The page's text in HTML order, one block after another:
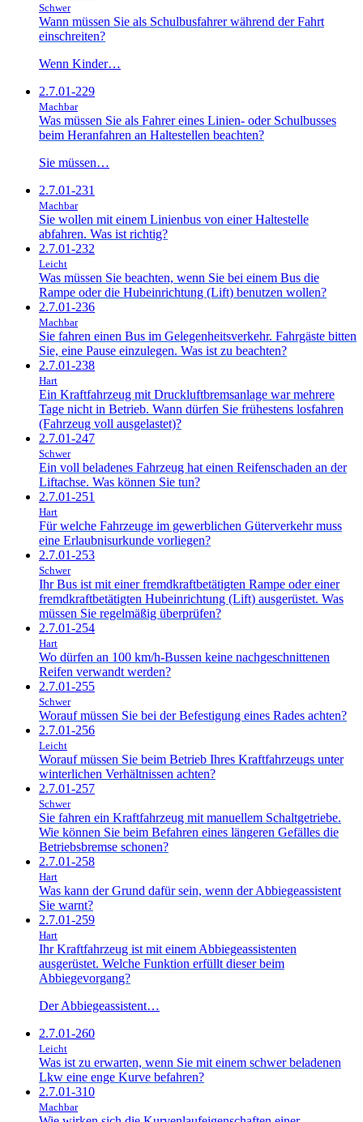
Schwer
Wann müssen Sie als Schulbusfahrer während der Fahrt
einschreiten?
Wenn Kinder…
2.7.01-229
Machbar
Was müssen Sie als Fahrer eines Linien- oder Schulbusses
beim Heranfahren an Haltestellen beachten?
Sie müssen…
2.7.01-231
Machbar
Sie wollen mit einem Linienbus von einer Haltestelle
abfahren. Was ist richtig?
2.7.01-232
Leicht
Was müssen Sie beachten, wenn Sie bei einem Bus die
Rampe oder die Hubeinrichtung (Lift) benutzen wollen?
2.7.01-236
Machbar
Sie fahren einen Bus im Gelegenheitsverkehr. Fahrgäste bitten
Sie, eine Pause einzulegen. Was ist zu beachten?
2.7.01-238
Hart
Ein Kraftfahrzeug mit Druckluftbremsanlage war mehrere
Tage nicht in Betrieb. Wann dürfen Sie frühestens losfahren
(Fahrzeug voll ausgelastet)?
2.7.01-247
Schwer
Ein voll beladenes Fahrzeug hat einen Reifenschaden an der
Liftachse. Was können Sie tun?
2.7.01-251
Hart
Für welche Fahrzeuge im gewerblichen Güterverkehr muss
eine Erlaubnisurkunde vorliegen?
2.7.01-253
Schwer
Ihr Bus ist mit einer fremdkraftbetätigten Rampe oder einer
fremdkraftbetätigten Hubeinrichtung (Lift) ausgerüstet. Was
müssen Sie regelmäßig überprüfen?
2.7.01-254
Hart
Wo dürfen an 100 km/h-Bussen keine nachgeschnittenen
Reifen verwandt werden?
2.7.01-255
Schwer
Worauf müssen Sie bei der Befestigung eines Rades achten?
2.7.01-256
Leicht
Worauf müssen Sie beim Betrieb Ihres Kraftfahrzeugs unter
winterlichen Verhältnissen achten?
2.7.01-257
Schwer
Sie fahren ein Kraftfahrzeug mit manuellem Schaltgetriebe.
Wie können Sie beim Befahren eines längeren Gefälles die
Betriebsbremse schonen?
2.7.01-258
Hart
Was kann der Grund dafür sein, wenn der Abbiegeassistent
Sie warnt?
2.7.01-259
Hart
Ihr Kraftfahrzeug ist mit einem Abbiegeassistenten
ausgerüstet. Welche Funktion erfüllt dieser beim
Abbiegevorgang?
Der Abbiegeassistent…
2.7.01-260
Leicht
Was ist zu erwarten, wenn Sie mit einem schwer beladenen
Lkw eine enge Kurve befahren?
2.7.01-310
Machbar